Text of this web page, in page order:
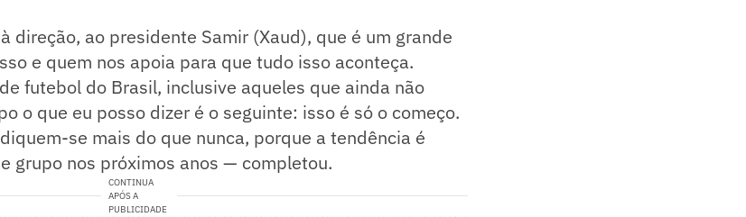
direção, ao presidente Samir (Xaud), que é um grande
e quem nos apoia para que tudo isso aconteça.
futebol do Brasil, inclusive aqueles que ainda não
o que eu posso dizer é o seguinte: isso é só o começo.
se mais do que nunca, porque a tendência é
grupo nos próximos anos — completou.
CONTINUA
APÓS A
PUBLICIDADE